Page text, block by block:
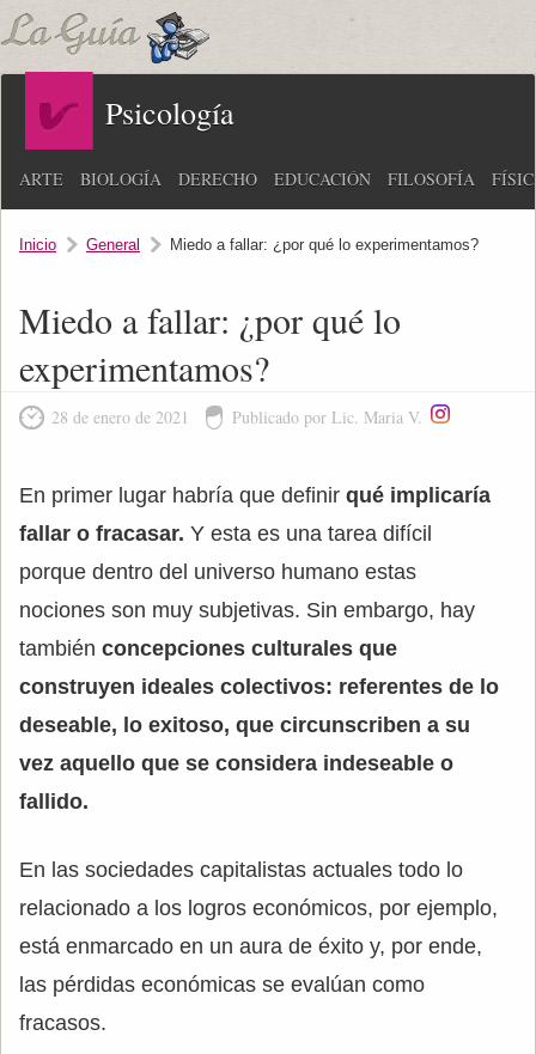
Psicología
ARTE BIOLOGÍA DERECHO EDUCACIÓN FILOSOFÍA
Inicio General Miedo a fallar: ¿por qué lo experimentamos?
Miedo a fallar: ¿por qué lo
experimentamos?
28 de enero de 2021 Publicado por Lic. Maria V.
En primer lugar habría que definir qué implicaría
fallar o fracasar. Y esta es una tarea difícil
porque dentro del universo humano estas
nociones son muy subjetivas. Sin embargo, hay
también concepciones culturales que
construyen ideales colectivos: referentes de lo
deseable, lo exitoso, que circunscriben a su
vez aquello que se considera indeseable o
fallido.
En las sociedades capitalistas actuales todo lo
relacionado a los logros económicos, por ejemplo,
está enmarcado en un aura de éxito y, por ende,
las pérdidas económicas se evalúan como
fracasos.